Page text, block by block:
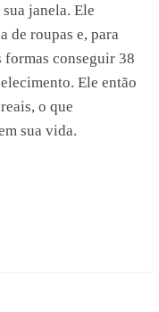
janela. Ele
de roupas e, para
formas conseguir 38
Ele então
o que
sua vida.